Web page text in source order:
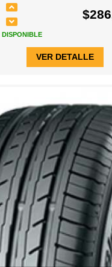
DISPONIBLE
VER DETALLE